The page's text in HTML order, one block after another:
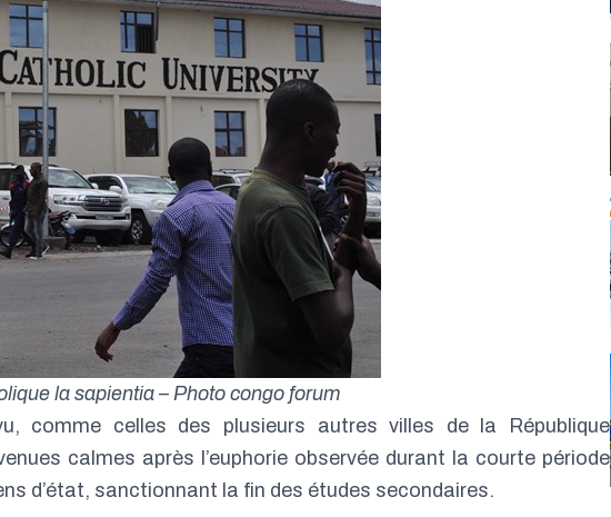
la sapientia – Photo congo forum
comme celles des plusieurs autres villes de la République
calmes après l’euphorie observée durant la courte période
d’état, sanctionnant la fin des études secondaires.